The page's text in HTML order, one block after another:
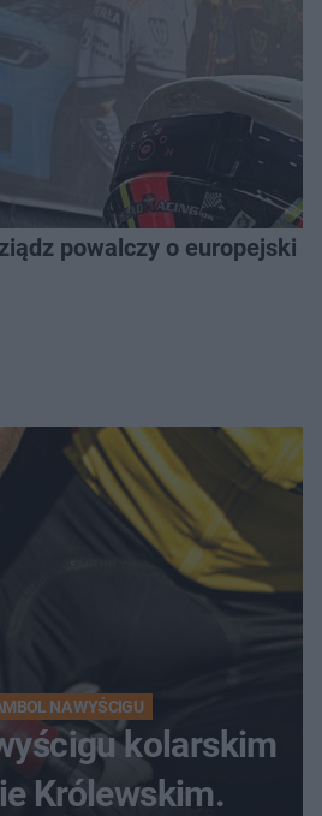
powalczy o europejski
NA WYŚCIGU
kolarskim
Królewskim.